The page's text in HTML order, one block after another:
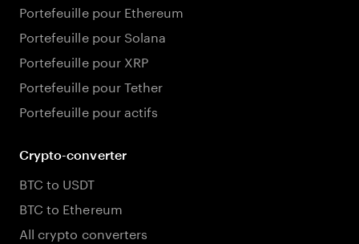
Portefeuille pour Ethereum
Portefeuille pour Solana
Portefeuille pour XRP
Portefeuille pour Tether
Portefeuille pour actifs
Crypto-converter
BTC to USDT
BTC to Ethereum
All crypto converters